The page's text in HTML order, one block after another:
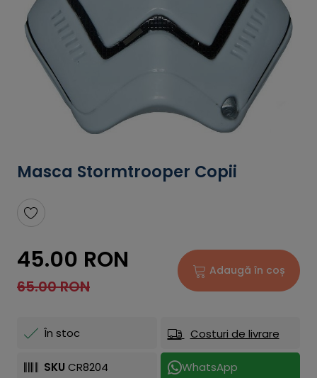
Masca Stormtrooper Copii
45.00 RON
65.00 RON
Adaugă în coș
În stoc Costuri de livrare
SKU CR8204 WhatsApp